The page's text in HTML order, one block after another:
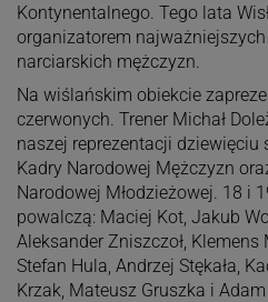
Kontynentalnego. Tego lata
organizatorem
narciarskich mężczyzn.
Na wiślańskim obiekcie
czerwonych. Trener Michał
naszej reprezentacji
Kadry Narodowej Mężczyzn
Narodowej Młodzieżowej. 18 i
powalczą: Maciej Kot, Jakub
Aleksander Zniszczoł, Klemens
Stefan Hula, Andrzej Stękała,
Krzak, Mateusz Gruszka i